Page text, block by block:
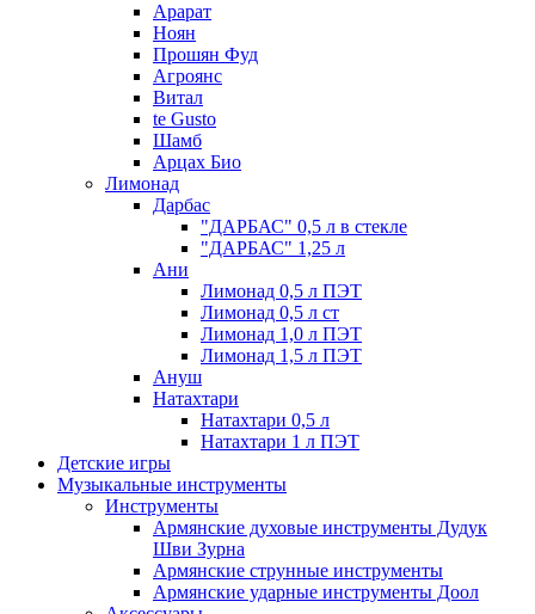
Арарат
Ноян
Прошян Фуд
Агроянс
Витал
te Gusto
Шамб
Арцах Био
Лимонад
Дарбас
"ДАРБАС" 0,5 л в стекле
"ДАРБАС" 1,25 л
Ани
Лимонад 0,5 л ПЭТ
Лимонад 0,5 л ст
Лимонад 1,0 л ПЭТ
Лимонад 1,5 л ПЭТ
Ануш
Натахтари
Натахтари 0,5 л
Натахтари 1 л ПЭТ
Детские игры
Музыкальные инструменты
Инструменты
Армянские духовые инструменты Дудук
Шви Зурна
Армянские струнные инструменты
Армянские ударные инструменты Доол